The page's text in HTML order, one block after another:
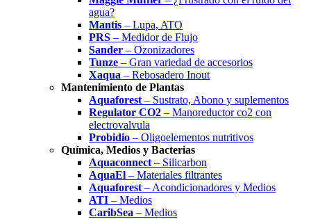
agua?
Mantis – Lupa, ATO
PRS – Medidor de Flujo
Sander – Ozonizadores
Tunze – Gran variedad de accesorios
Xaqua – Rebosadero Inout
Mantenimiento de Plantas
Aquaforest – Sustrato, Abono y suplementos
Regulator CO2 – Manoreductor co2 con
electrovalvula
Probidio – Oligoelementos nutritivos
Química, Medios y Bacterias
Aquaconnect – Silicarbon
AquaEl – Materiales filtrantes
Aquaforest – Acondicionadores y Medios
ATI – Medios
CaribSea – Medios